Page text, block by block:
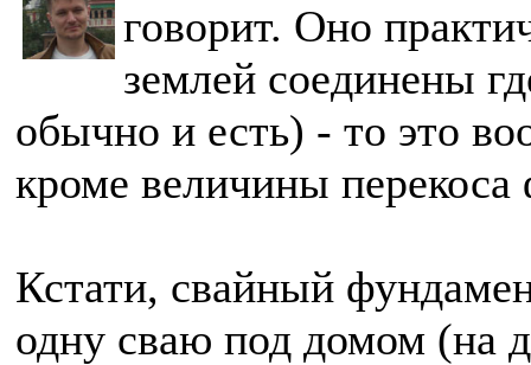
говорит. Оно
землей соединены
обычно и есть) - то это
кроме величины
Кстати, свайный
одну сваю под домом (на